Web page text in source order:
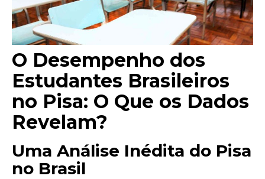
O Desempenho dos
Estudantes Brasileiros
no Pisa: O Que os Dados
Revelam?
Uma Análise Inédita do Pisa
no Brasil